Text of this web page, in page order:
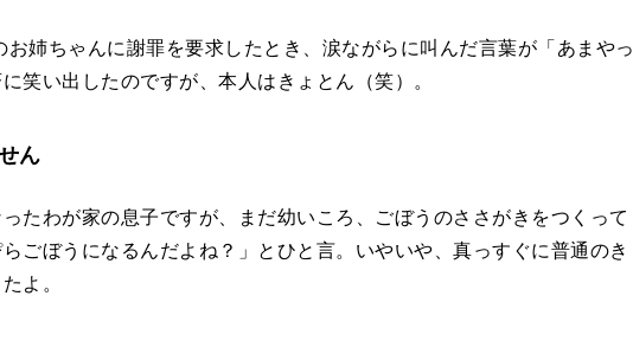
姉ちゃんに謝罪を要求したとき、涙ながらに叫んだ言葉が「あまやっ
笑い出したのですが、本人はきょとん（笑）。
ん
たわが家の息子ですが、まだ幼いころ、ごぼうのささがきをつくって
ごぼうになるんだよね？」とひと言。いやいや、真っすぐに普通のき
よ。